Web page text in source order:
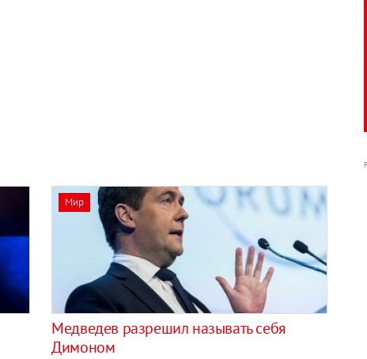
Мир
Медведев разрешил называть себя
Димоном